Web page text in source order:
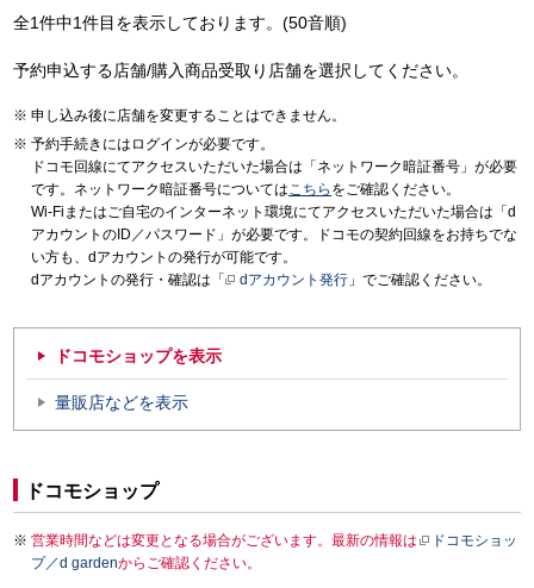
全1件中1件目を表示しております。(50音順)
予約申込する店舗/購入商品受取り店舗を選択してください。
申し込み後に店舗を変更することはできません。
予約手続きにはログインが必要です。
ドコモ回線にてアクセスいただいた場合は「ネットワーク暗証番号」が必要
です。ネットワーク暗証番号についてはこちら をご確認ください。
Wi-Fiまたはご自宅のインターネット環境にてアクセスいただいた場合は「d
アカウントのID／パスワード」が必要です。ドコモの契約回線をお持ちでな
い方も、dアカウントの発行が可能です。
dアカウントの発行・確認は「
dアカウント発行 」でご確認ください。
ドコモショップを表示
量販店などを表示
ドコモショップ
営業時間などは変更となる場合がございます。最新の情報は
ドコモショッ
プ／d gardenからご確認ください。